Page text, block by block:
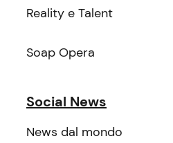
Reality e Talent
Soap Opera
Social News
News dal mondo